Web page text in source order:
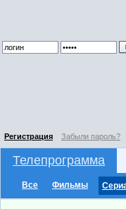
Регистрация Забыли пароль?
Телепрограмма
Все Фильмы